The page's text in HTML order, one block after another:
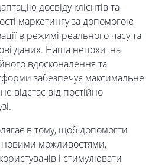
досвіду клієнтів та
маркетингу за допомогою
в режимі реального часу та
даних. Наша непохитна
вдосконалення та
забезпечує максимальне
відстає від постійно
в тому, щоб допомогти
новими можливостями,
і стимулювати